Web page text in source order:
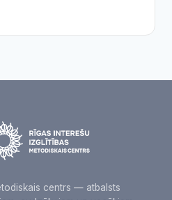
centrs — atbalsts